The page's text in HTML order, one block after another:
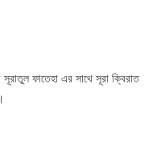
ফাতেহা এর সাথে সূরা ক্বিরাত